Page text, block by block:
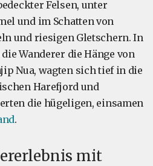
Felsen, unter
und im Schatten von
und riesigen Gletschern. In
Wanderer die Hänge von
Nua, wagten sich tief in die
Harefjord und
die hügeligen, einsamen
.
mit